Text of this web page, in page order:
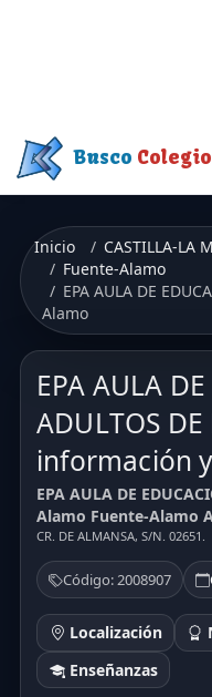
Busco Colegio
Inicio CASTILLA-LA
Fuente-Alamo
EPA AULA DE
Alamo
EPA AULA
ADULTOS
información
EPA AULA DE
Alamo Fuente-Alamo
CR. DE ALMANSA, S/N. 02651.
Código: 2008907
Localización
Enseñanzas